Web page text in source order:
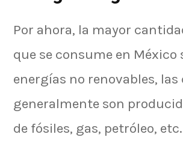
Por ahora, la mayor
que se consume en México
energías no renovables, las
generalmente son
de fósiles, gas, petróleo, etc.